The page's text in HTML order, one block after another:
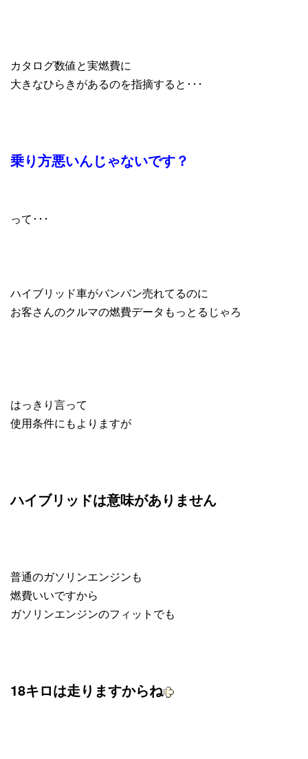
カタログ数値と実燃費に
大きなひらきがあるのを指摘すると･･･
乗り方悪いんじゃないです？
って･･･
ハイブリッド車がバンバン売れてるのに
お客さんのクルマの燃費データもっとるじゃろ
はっきり言って
使用条件にもよりますが
ハイブリッドは意味がありません
普通のガソリンエンジンも
燃費いいですから
ガソリンエンジンのフィットでも
18キロは走りますからね